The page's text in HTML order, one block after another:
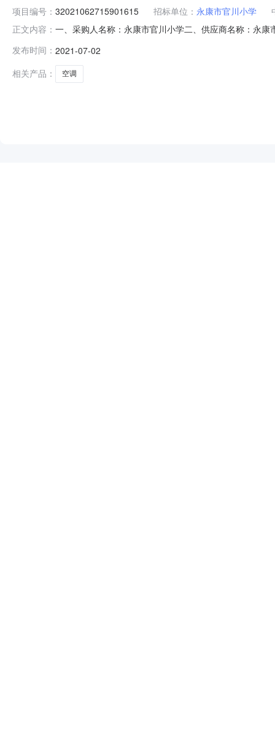
项目编号： 32021062715901615 招标单位： 永康市官川小学
正文内容： 一、采购人名称：永康市官川小学二、供应商名称：永
基本概况：七、其它事项：/八、联系方式1、采购人名
发布时间： 2021-07-02
相关产品：
空调